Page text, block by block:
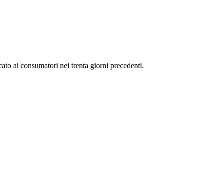
ai consumatori nei trenta giorni precedenti.